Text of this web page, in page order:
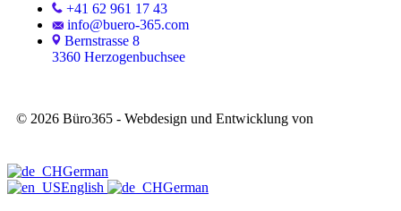
+41 62 961 17 43
info@buero-365.com
Bernstrasse 8
3360 Herzogenbuchsee
© 2026 Büro365 - Webdesign und Entwicklung von
German
English
German